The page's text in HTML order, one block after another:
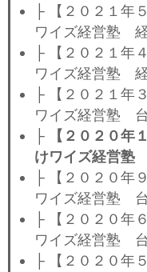
├ 【２０２１年
ワイズ経営塾
├ 【２０２１年
ワイズ経営塾
├ 【２０２１年
ワイズ経営塾
├
【２０２０年
けワイズ経営塾
├ 【２０２０年
ワイズ経営塾
├ 【２０２０年
ワイズ経営塾
├ 【２０２０年